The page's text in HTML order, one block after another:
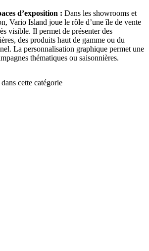
d’exposition : Dans les showrooms et
Vario Island joue le rôle d’une île de vente
visible. Il permet de présenter des
des produits haut de gamme ou du
La personnalisation graphique permet une
thématiques ou saisonnières.
cette catégorie